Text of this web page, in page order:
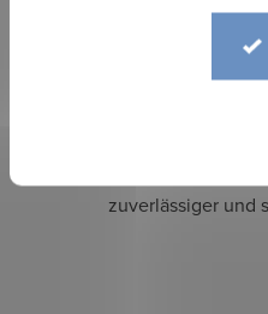
zuverlässiger und